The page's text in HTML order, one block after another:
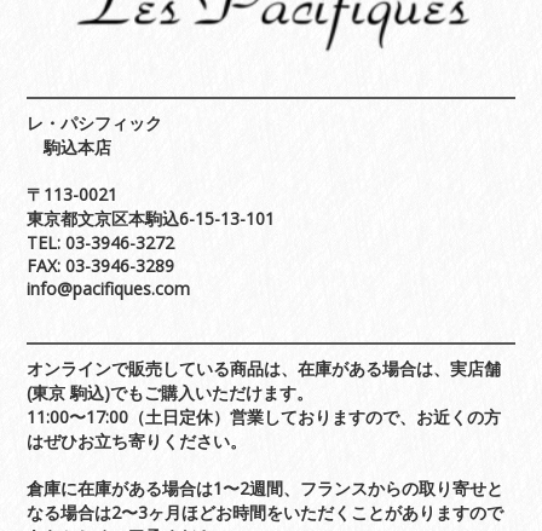
レ・パシフィック
駒込本店
〒113-0021
東京都文京区本駒込6-15-13-101
TEL: 03-3946-3272
FAX: 03-3946-3289
info@pacifiques.com
オンラインで販売している商品は、在庫がある場合は、実店舗
(東京 駒込)でもご購入いただけます。
11:00〜17:00（土日定休）営業しておりますので、お近くの方
はぜひお立ち寄りください。
倉庫に在庫がある場合は1〜2週間、フランスからの取り寄せと
なる場合は2〜3ヶ月ほどお時間をいただくことがありますので